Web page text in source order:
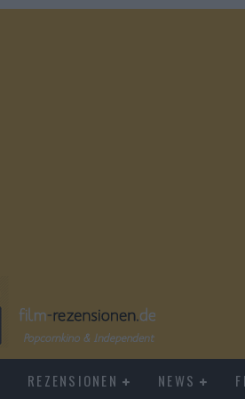
REZENSIONEN NEWS